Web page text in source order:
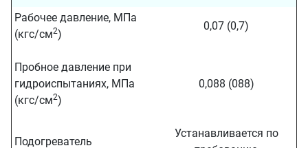
Рабочее давление, МПа
(кгс/см2)
0,07 (0,7)
Пробное давление при
гидроиспытаниях, МПа
(кгс/см2)
0,088 (088)
Подогреватель
Устанавливается по